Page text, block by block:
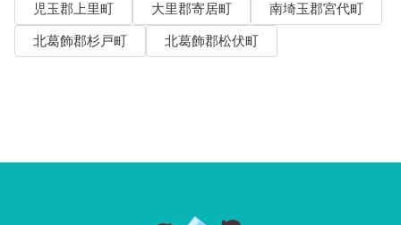
児玉郡上里町
大里郡寄居町
南埼玉郡宮代町
北葛飾郡杉戸町
北葛飾郡松伏町